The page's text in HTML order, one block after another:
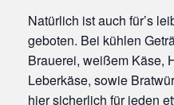
Natürlich ist auch für’s
geboten. Bei kühlen
Brauerei, weißem Käse,
Leberkäse, sowie
hier sicherlich für jeden